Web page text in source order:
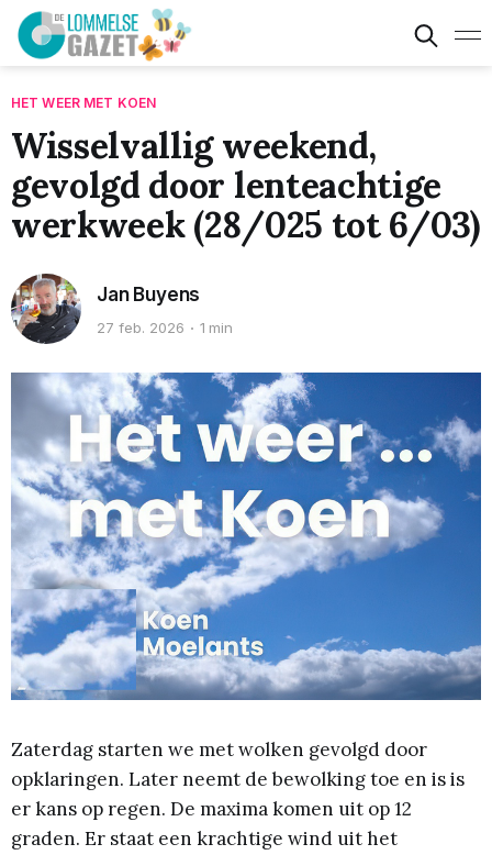
HET WEER MET KOEN
Wisselvallig weekend,
gevolgd door lenteachtige
werkweek (28/025 tot 6/03)
Jan Buyens
27 feb. 2026 1 min
Zaterdag starten we met wolken gevolgd door
opklaringen. Later neemt de bewolking toe en is is
er kans op regen. De maxima komen uit op 12
graden. Er staat een krachtige wind uit het